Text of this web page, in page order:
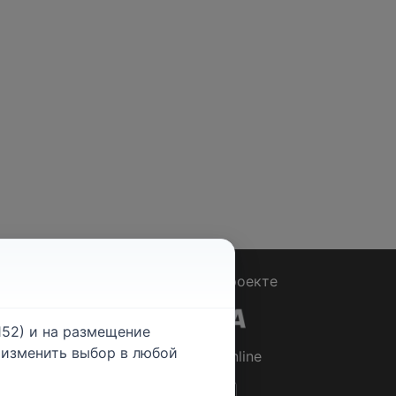
О проекте
© 2026Rabotniki.online
и на размещение
выбор в любой